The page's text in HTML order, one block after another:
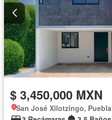
$ 3,450,000 MXN
San José Xilotzingo, Puebla